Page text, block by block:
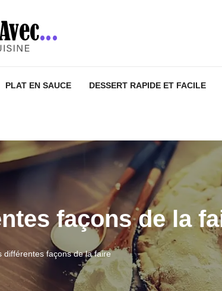
PLAT EN SAUCE DESSERT RAPIDE ET FACILE
façons de la
différentes façons de la faire